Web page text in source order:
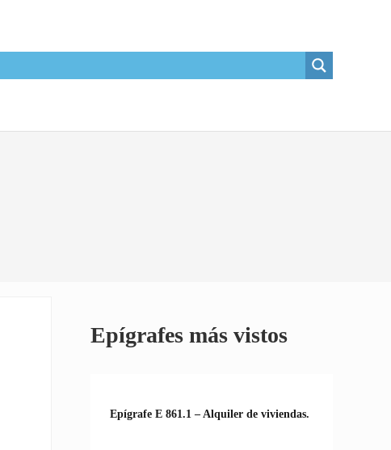
Epígrafes más vistos
Epígrafe E 861.1 – Alquiler de viviendas.